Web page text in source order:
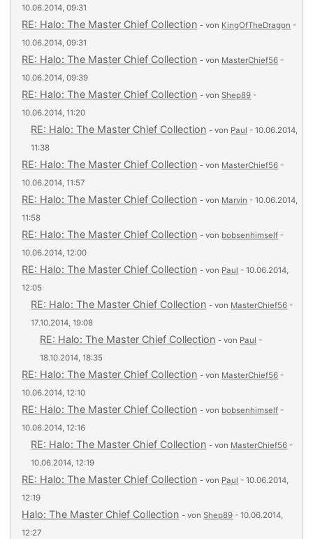
10.06.2014, 09:31
RE: Halo: The Master Chief Collection - von KingOfTheDragon -
10.06.2014, 09:31
RE: Halo: The Master Chief Collection - von MasterChief56 -
10.06.2014, 09:39
RE: Halo: The Master Chief Collection - vonShep89 -
10.06.2014, 11:20
RE: Halo: The Master Chief Collection - von Paul - 10.06.2014,
11:38
RE: Halo: The Master Chief Collection - von MasterChief56 -
10.06.2014, 11:57
RE: Halo: The Master Chief Collection - von Marvin - 10.06.2014,
11:58
RE: Halo: The Master Chief Collection - von bobsenhimself -
10.06.2014, 12:00
RE: Halo: The Master Chief Collection - von Paul - 10.06.2014,
12:05
RE: Halo: The Master Chief Collection - von MasterChief56 -
17.10.2014, 19:08
RE: Halo: The Master Chief Collection - von Paul -
18.10.2014, 18:35
RE: Halo: The Master Chief Collection - von MasterChief56 -
10.06.2014, 12:10
RE: Halo: The Master Chief Collection - von bobsenhimself -
10.06.2014, 12:16
RE: Halo: The Master Chief Collection - von MasterChief56 -
10.06.2014, 12:19
RE: Halo: The Master Chief Collection - von Paul - 10.06.2014,
12:19
Halo: The Master Chief Collection - vonShep89 - 10.06.2014,
12:27